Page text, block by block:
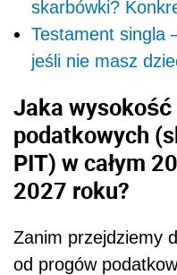
skarbówki?
Testament singla
jeśli nie masz
Jaka
podatkowych
PIT) w całym
2027 roku?
Zanim przejdziemy
od progów